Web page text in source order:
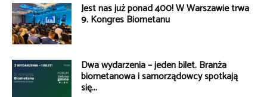
Jest nas już ponad 400! W Warszawie trwa
9. Kongres Biometanu
Dwa wydarzenia – jeden bilet. Branża
biometanowa i samorządowcy spotkają
się...